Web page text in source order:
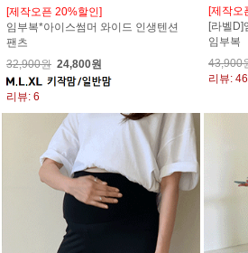
[제작오픈 20%할인]
임부복*아이스썸머 와이드 인생텐션
팬츠
32,900원 24,800원
리뷰: 6
[제작오
[라벨D]
임부복
43,900
리뷰: 46